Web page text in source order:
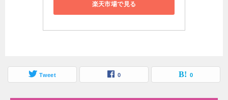
楽天市場で見る
Tweet 0 0